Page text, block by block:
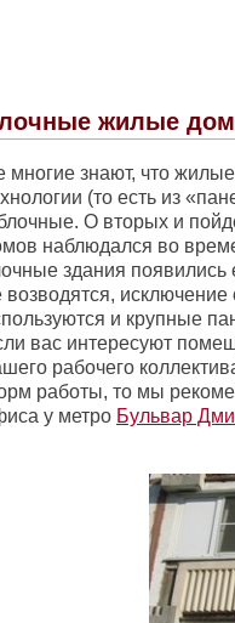
жилые
многие знают, что
(то есть из
О вторых и
наблюдался во
здания
возводятся,
и крупные
вас интересуют
рабочего
работы, то мы
у метро Бульвар